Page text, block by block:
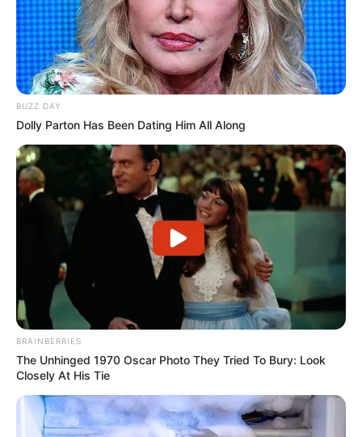
BUZZ DAY
Dolly Parton Has Been Dating Him All Along
BRAINBERRIES
The Unhinged 1970 Oscar Photo They Tried To Bury: Look
Closely At His Tie